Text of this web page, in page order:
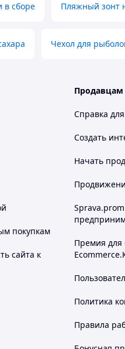
в сборе Пляжный зонт
Чехол для
покупкам
сайта к
Продавцам
Справка
Создать
Начать
Премия для
Политика
Правила